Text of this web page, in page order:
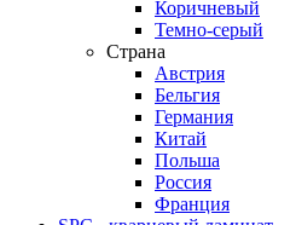
Коричневый
Темно-серый
Страна
Австрия
Бельгия
Германия
Китай
Польша
Россия
Франция